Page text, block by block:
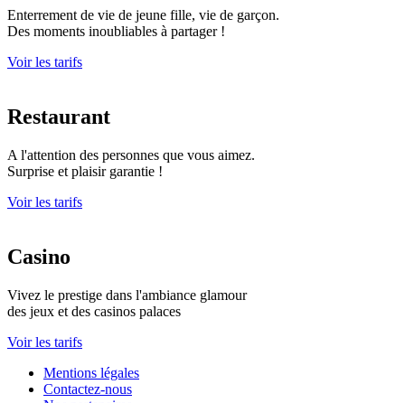
Enterrement de vie de jeune fille, vie de garçon.
Des moments inoubliables à partager !
Voir les tarifs
Restaurant
A l'attention des personnes que vous aimez.
Surprise et plaisir garantie !
Voir les tarifs
Casino
Vivez le prestige dans l'ambiance glamour
des jeux et des casinos palaces
Voir les tarifs
Mentions légales
Contactez-nous